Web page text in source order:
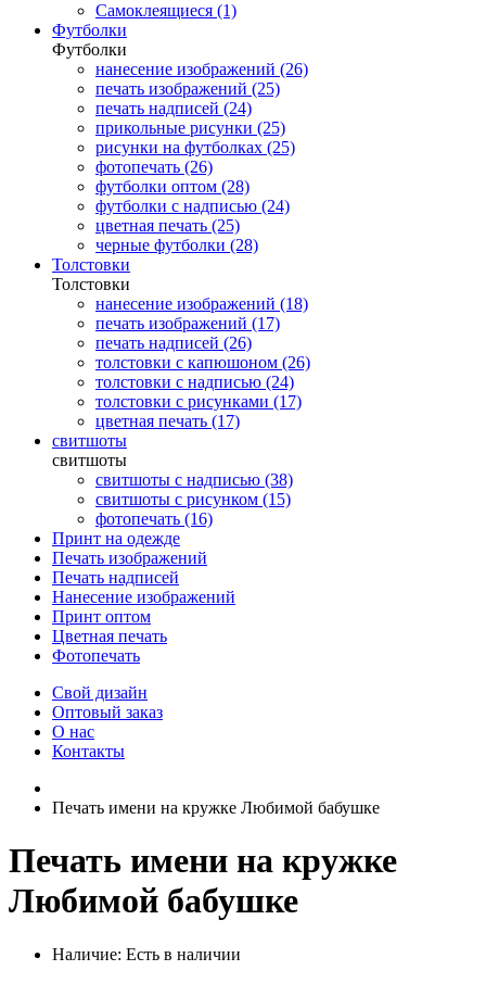
Самоклеящиеся (1)
Футболки
Футболки
нанесение изображений (26)
печать изображений (25)
печать надписей (24)
прикольные рисунки (25)
рисунки на футболках (25)
фотопечать (26)
футболки оптом (28)
футболки с надписью (24)
цветная печать (25)
черные футболки (28)
Толстовки
Толстовки
нанесение изображений (18)
печать изображений (17)
печать надписей (26)
толстовки с капюшоном (26)
толстовки с надписью (24)
толстовки с рисунками (17)
цветная печать (17)
свитшоты
свитшоты
свитшоты с надписью (38)
свитшоты с рисунком (15)
фотопечать (16)
Принт на одежде
Печать изображений
Печать надписей
Нанесение изображений
Принт оптом
Цветная печать
Фотопечать
Свой дизайн
Оптовый заказ
О нас
Контакты
Печать имени на кружке Любимой бабушке
Печать имени на кружке
Любимой бабушке
Наличие: Есть в наличии